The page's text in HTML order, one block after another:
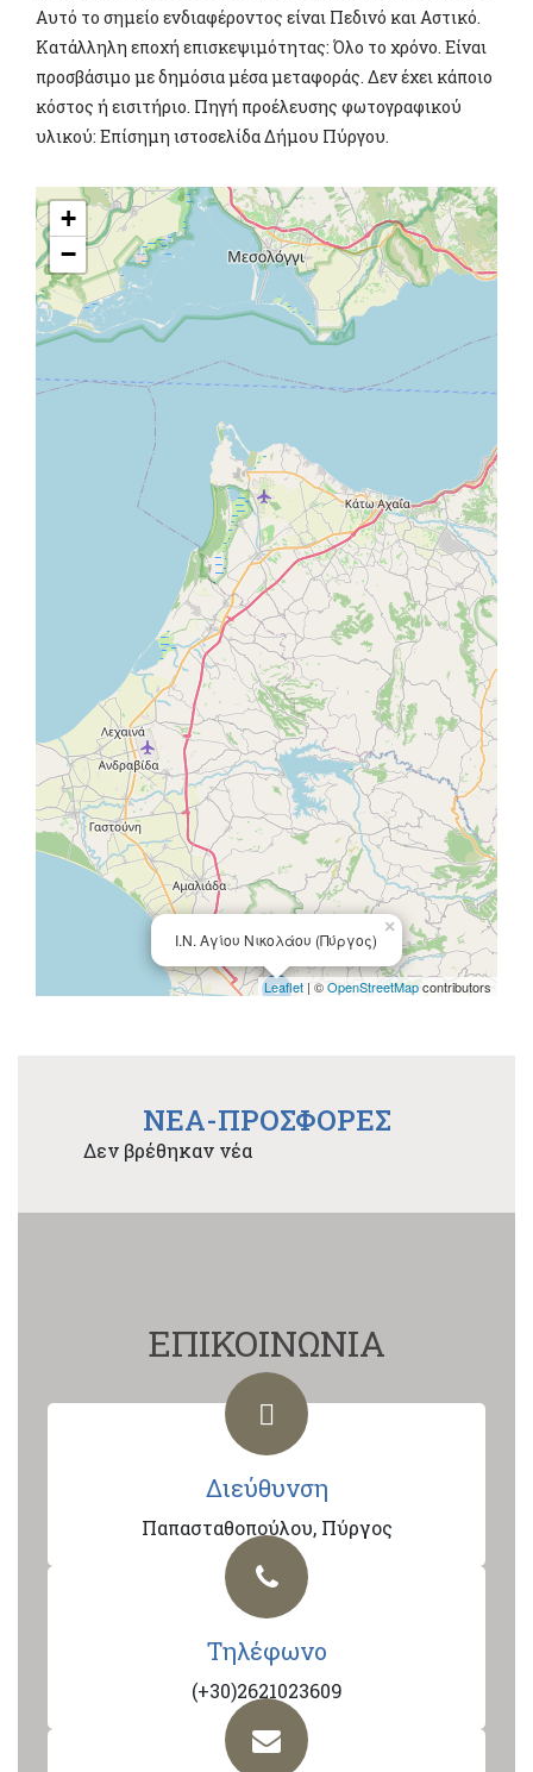
Αυτό το σημείο ενδιαφέροντος είναι Πεδινό και Αστικό.
Κατάλληλη εποχή επισκεψιμότητας: Όλο το χρόνο. Είναι
προσβάσιμο με δημόσια μέσα μεταφοράς. Δεν έχει κάποιο
κόστος ή εισιτήριο. Πηγή προέλευσης φωτογραφικού
υλικού: Επίσημη ιστοσελίδα Δήμου Πύργου.
Ι.Ν. Αγίου Νικολάου (Πύργος)
×
+
−
Leaflet | ©OpenStreetMapcontributors
NEA-ΠΡΟΣΦΟΡΕΣ
Δεν βρέθηκαν νέα
ΕΠΙΚΟΙΝΩΝΙΑ
Διεύθυνση
Παπασταθοπούλου, Πύργος
Τηλέφωνο
(+30)2621023609